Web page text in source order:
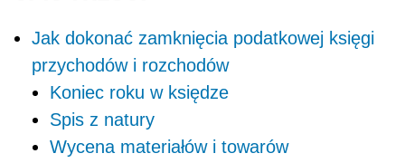
Jak dokonać zamknięcia podatkowej księgi
przychodów i rozchodów
Koniec roku w księdze
Spis z natury
Wycena materiałów i towarów